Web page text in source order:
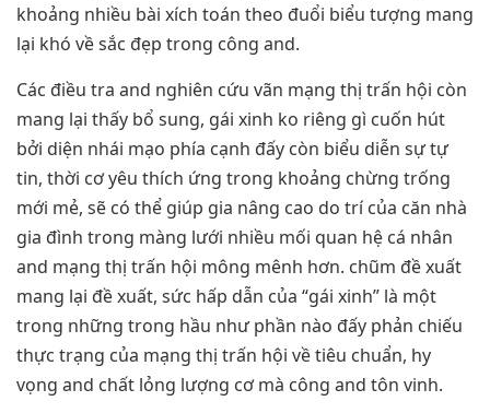
khoảng nhiều bài xích toán theo đuổi biểu tượng mang
lại khó về sắc đẹp trong công and.
Các điều tra and nghiên cứu vãn mạng thị trấn hội còn
mang lại thấy bổ sung, gái xinh ko riêng gì cuốn hút
bởi diện nhái mạo phía cạnh đấy còn biểu diễn sự tự
tin, thời cơ yêu thích ứng trong khoảng chừng trống
mới mẻ, sẽ có thể giúp gia nâng cao do trí của căn nhà
gia đình trong màng lưới nhiều mối quan hệ cá nhân
and mạng thị trấn hội mông mênh hơn. chũm đề xuất
mang lại đề xuất, sức hấp dẫn của “gái xinh” là một
trong những trong hầu như phần nào đấy phản chiếu
thực trạng của mạng thị trấn hội về tiêu chuẩn, hy
vọng and chất lỏng lượng cơ mà công and tôn vinh.